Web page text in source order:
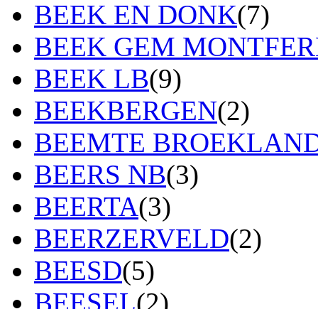
BEEK EN DONK(7)
BEEK GEM
BEEK LB(9)
BEEKBERGEN(2)
BEEMTE
BEERS NB(3)
BEERTA(3)
BEERZERVELD(2)
BEESD(5)
BEESEL(2)